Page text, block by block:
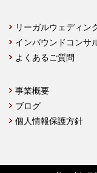
リーガルウェディン
インバウンドコンサ
よくあるご質問
事業概要
ブログ
個人情報保護方針